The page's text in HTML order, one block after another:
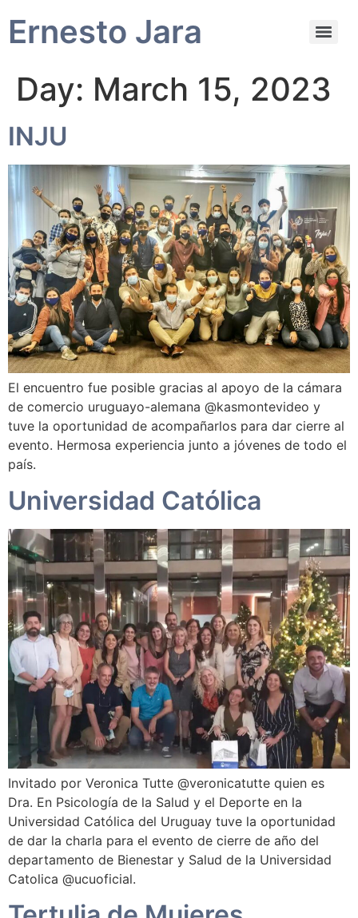
Ernesto Jara
Day: March 15, 2023
INJU
El encuentro fue posible gracias al apoyo de la cámara
de comercio uruguayo-alemana @kasmontevideo y
tuve la oportunidad de acompañarlos para dar cierre al
evento. Hermosa experiencia junto a jóvenes de todo el
país.
Universidad Católica
Invitado por Veronica Tutte @veronicatutte quien es
Dra. En Psicología de la Salud y el Deporte en la
Universidad Católica del Uruguay tuve la oportunidad
de dar la charla para el evento de cierre de año del
departamento de Bienestar y Salud de la Universidad
Catolica @ucuoficial.